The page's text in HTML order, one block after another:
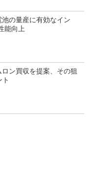
の量産に有効なイン
能向上
ン買収を提案、その狙